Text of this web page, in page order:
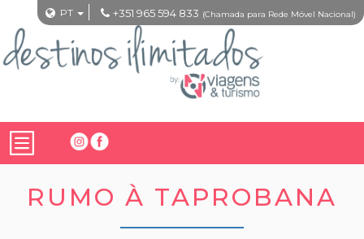
PT +351 965 594 833 (Chamada para Rede Móvel Nacional)
RUMO À TAPROBANA